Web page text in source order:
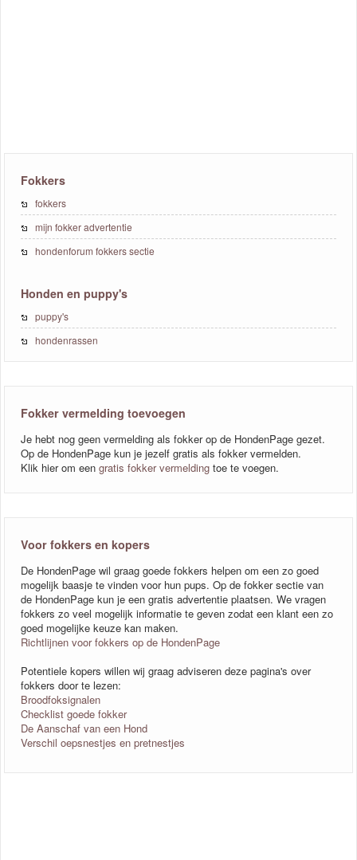
Fokkers
fokkers
mijn fokker advertentie
hondenforum fokkers sectie
Honden en puppy's
puppy's
hondenrassen
Fokker vermelding toevoegen
Je hebt nog geen vermelding als fokker op de HondenPage gezet.
Op de HondenPage kun je jezelf gratis als fokker vermelden.
Klik hier om een gratis fokker vermelding toe te voegen.
Voor fokkers en kopers
De HondenPage wil graag goede fokkers helpen om een zo goed
mogelijk baasje te vinden voor hun pups. Op de fokker sectie van
de HondenPage kun je een gratis advertentie plaatsen. We vragen
fokkers zo veel mogelijk informatie te geven zodat een klant een zo
goed mogelijke keuze kan maken.
Richtlijnen voor fokkers op de HondenPage
Potentiele kopers willen wij graag adviseren deze pagina's over
fokkers door te lezen:
Broodfoksignalen
Checklist goede fokker
De Aanschaf van een Hond
Verschil oepsnestjes en pretnestjes